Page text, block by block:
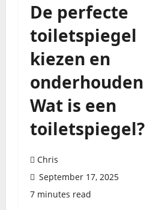
De perfecte
toiletspiegel
kiezen en
onderhouden
Wat is een
toiletspiegel?
Chris
September 17, 2025
7 minutes read